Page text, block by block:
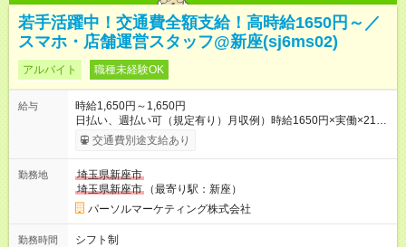
若手活躍中！交通費全額支給！高時給1650円～／
スマホ・店舗運営スタッフ@新座(sj6ms02)
アルバイト 職種未経験OK
給与
時給1,650円～1,650円
日払い、週払い可（規定有り）月収例）時給1650円×実働×21日
＝27万7200円 【試用期間】試用期間なし
交通費別途支給あり
勤務地
埼玉県新座市
埼玉県新座市
（最寄り駅：新座）
パーソルマーケティング株式会社
勤務時間
シフト制